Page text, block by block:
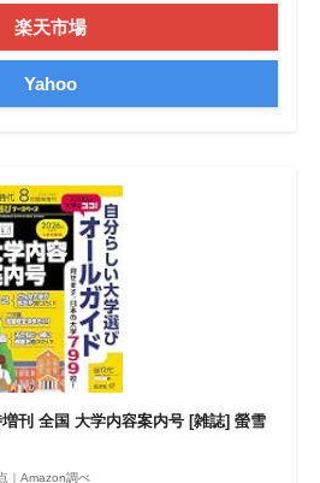
楽天市場
Yahoo
刊 全国 大学内容案内号 [雑誌] 螢雪
｜Amazon調べ